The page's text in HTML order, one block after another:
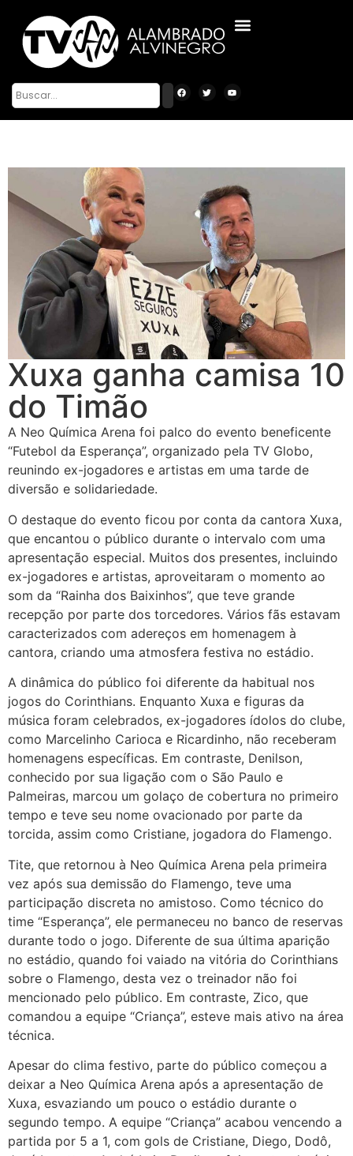
Xuxa ganha camisa 10
do Timão
A Neo Química Arena foi palco do evento beneficente
“Futebol da Esperança”, organizado pela TV Globo,
reunindo ex-jogadores e artistas em uma tarde de
diversão e solidariedade.
O destaque do evento ficou por conta da cantora Xuxa,
que encantou o público durante o intervalo com uma
apresentação especial. Muitos dos presentes, incluindo
ex-jogadores e artistas, aproveitaram o momento ao
som da “Rainha dos Baixinhos”, que teve grande
recepção por parte dos torcedores. Vários fãs estavam
caracterizados com adereços em homenagem à
cantora, criando uma atmosfera festiva no estádio.
A dinâmica do público foi diferente da habitual nos
jogos do Corinthians. Enquanto Xuxa e figuras da
música foram celebrados, ex-jogadores ídolos do clube,
como Marcelinho Carioca e Ricardinho, não receberam
homenagens específicas. Em contraste, Denilson,
conhecido por sua ligação com o São Paulo e
Palmeiras, marcou um golaço de cobertura no primeiro
tempo e teve seu nome ovacionado por parte da
torcida, assim como Cristiane, jogadora do Flamengo.
Tite, que retornou à Neo Química Arena pela primeira
vez após sua demissão do Flamengo, teve uma
participação discreta no amistoso. Como técnico do
time “Esperança”, ele permaneceu no banco de reservas
durante todo o jogo. Diferente de sua última aparição
no estádio, quando foi vaiado na vitória do Corinthians
sobre o Flamengo, desta vez o treinador não foi
mencionado pelo público. Em contraste, Zico, que
comandou a equipe “Criança”, esteve mais ativo na área
técnica.
Apesar do clima festivo, parte do público começou a
deixar a Neo Química Arena após a apresentação de
Xuxa, esvaziando um pouco o estádio durante o
segundo tempo. A equipe “Criança” acabou vencendo a
partida por 5 a 1, com gols de Cristiane, Diego, Dodô,